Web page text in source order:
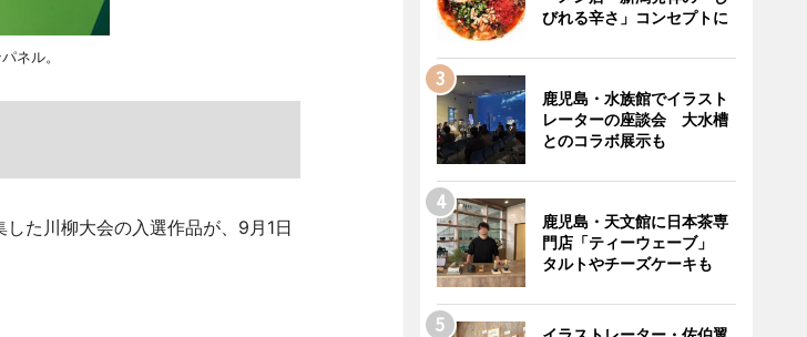
ネル。
た川柳大会の入選作品が、9月1日
びれる辛さ」コンセプトに
鹿児島・水族館でイラスト
レーターの座談会 大水槽
とのコラボ展示も
鹿児島・天文館に日本茶専
門店「ティーウェーブ」
タルトやチーズケーキも